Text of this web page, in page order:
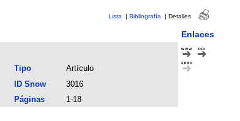
Lista | Bibliografía | Detalles
Enlaces
Tipo
Artículo
ID Snow
3016
Páginas
1-18